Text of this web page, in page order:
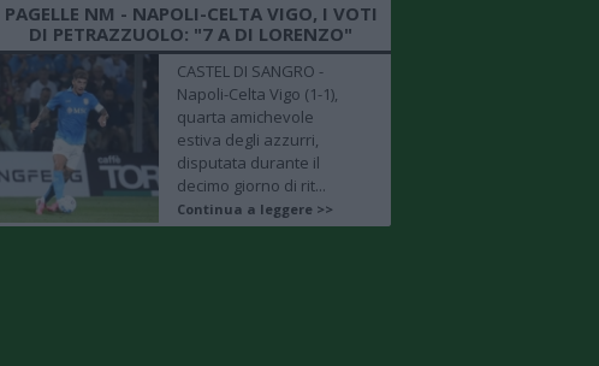
PAGELLE NM - NAPOLI-CELTA VIGO, I VOTI
DI PETRAZZUOLO: "7 A DI LORENZO"
CASTEL DI SANGRO -
Napoli-Celta Vigo (1-1),
quarta amichevole
estiva degli azzurri,
disputata durante il
decimo giorno di rit...
Continua a leggere >>